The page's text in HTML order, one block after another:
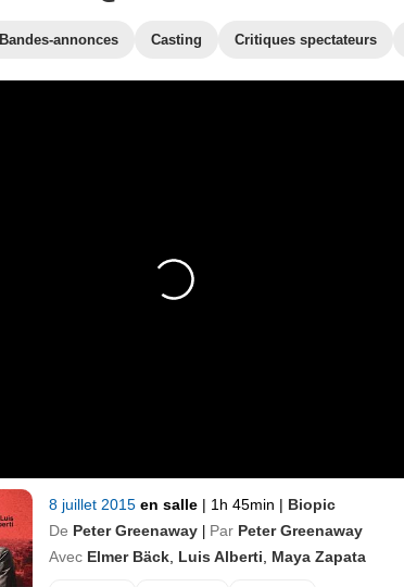
Bandes-annonces Casting Critiques spectateurs
8 juillet 2015 en salle | 1h 45min | Biopic
De Peter Greenaway | Par Peter Greenaway
Avec Elmer Bäck Luis Alberti Maya Zapata